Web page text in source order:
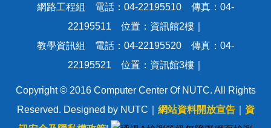
網路工程組 電話：04-22195510 傳真：04-
22195511 位置：資訊館2樓｜
教學資訊組 電話：04-22195520 傳真：04-
22195521 位置：資訊館3樓｜
Copyright © 2016 Computer Center Of NUTC. All Rights
Reserved. Designed by NUTC｜ 網站資料開放宣告｜ 資